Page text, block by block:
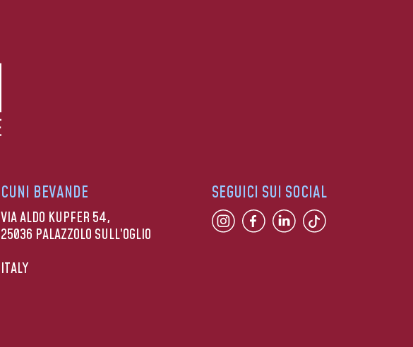
CUNI BEVANDE
VIA ALDO KUPFER 54,
25036 PALAZZOLO SULL’OGLIO
ITALY
SEGUICI SUI SOCIAL